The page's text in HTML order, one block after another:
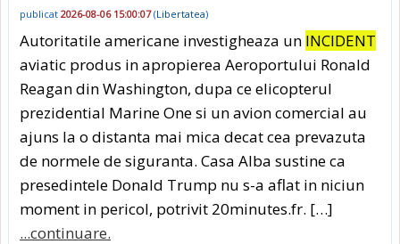
publicat 2026-08-06 15:00:07(Libertatea)
Autoritatile americane investigheaza un INCIDENT
aviatic produs in apropierea Aeroportului Ronald
Reagan din Washington, dupa ce elicopterul
prezidential Marine One si un avion comercial au
ajuns la o distanta mai mica decat cea prevazuta
de normele de siguranta. Casa Alba sustine ca
presedintele Donald Trump nu s-a aflat in niciun
moment in pericol, potrivit 20minutes.fr. […]
...continuare.